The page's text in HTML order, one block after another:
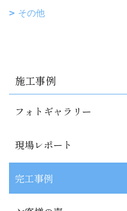
その他
施工事例
フォトギャラリー
現場レポート
完工事例